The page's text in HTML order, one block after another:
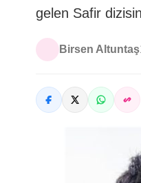
gelen Safir
Birsen Altuntaş